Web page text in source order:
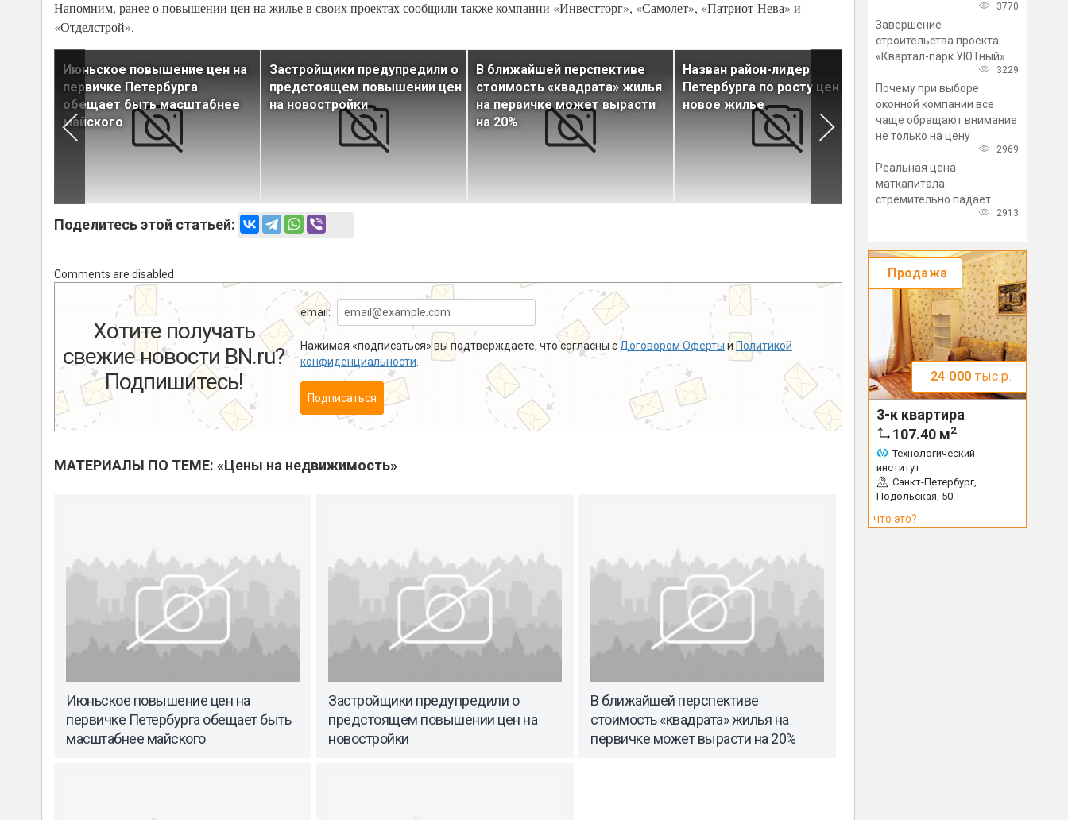
Напомним, ранее о повышении цен на жилье в своих проектах сообщили также компании «Инвестторг», «Самолет», «Патриот-Нева» и
«Отделстрой».
Июньское повышение цен на
первичке Петербурга
обещает быть масштабнее
майского
Застройщики предупредили о
предстоящем повышении цен
на новостройки
В ближайшей перспективе
стоимость «квадрата» жилья
на первичке может вырасти
на 20%
Назван район-лидер
Петербурга по росту цен на
новое жилье
Комнаты в Петербурге с
начала года подорожали на
5,7%
Поделитесь этой статьей:
Comments are disabled
Хотите получать
свежие новости BN.ru?
Подпишитесь!
email:
Нажимая «подписаться» вы подтверждаете, что согласны с Договором Оферты и Политикой
конфиденциальности
Подписаться
МАТЕРИАЛЫ ПО ТЕМЕ: «Цены на недвижимость»
Июньское повышение цен на
первичке Петербурга обещает быть
масштабнее майского
Застройщики предупредили о
предстоящем повышении цен на
новостройки
В ближайшей перспективе
стоимость «квадрата» жилья на
первичке может вырасти на 20%
3770
Завершение
строительства проекта
«Квартал-парк УЮТный»
3229
Почему при выборе
оконной компании все
чаще обращают внимание
не только на цену
2969
Реальная цена
маткапитала
стремительно падает
2913
Продажа
24 000 тыс.р.
3-к квартира
107.40 м2
Технологический
институт
Санкт-Петербург,
Подольская, 50
что это?